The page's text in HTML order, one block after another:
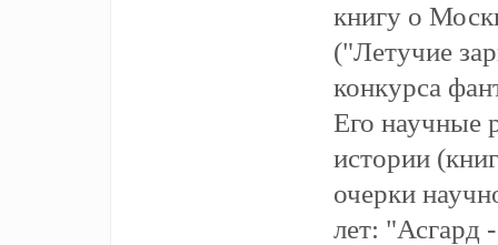
книгу о
("Летучие
конкурса
Его научные
истории
очерки
лет: "Асгард